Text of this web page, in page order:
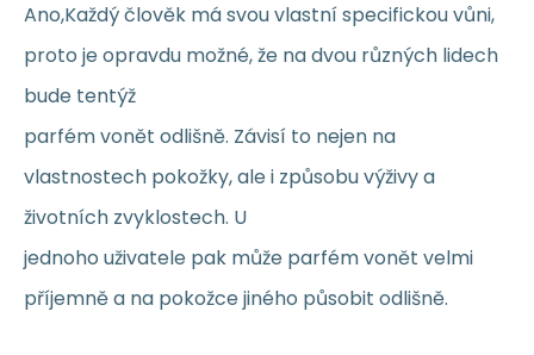
Ano,Každý člověk má svou vlastní specifickou vůni,
proto je opravdu možné, že na dvou různých lidech
bude tentýž
parfém vonět odlišně. Závisí to nejen na
vlastnostech pokožky, ale i způsobu výživy a
životních zvyklostech. U
jednoho uživatele pak může parfém vonět velmi
příjemně a na pokožce jiného působit odlišně.